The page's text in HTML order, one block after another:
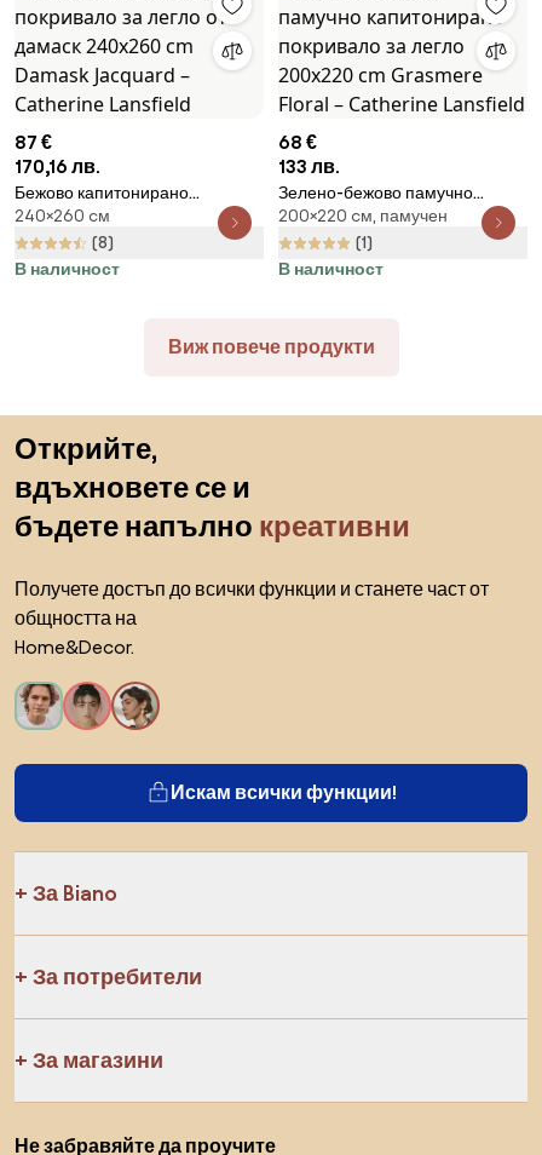
87 €
170,16 лв.
Бежово капитонирано
покривало за легло от дамаск
240x260 cm Damask Jacquard
– Catherine Lansfield
240×260 cм
(8)
В наличност
68 €
133 лв.
Зелено-бежово памучно
капитонирано покривало за
легло 200x220 cm Grasmere
Floral – Catherine Lansfield
200×220 cм, памучен
(1)
В наличност
Виж повече продукти
Открийте,
вдъхновете се и
бъдете напълно креативни
Получете достъп до всички функции и станете част от
общността на
Home&Decor.
Искам всички функции!
За Biano
За потребители
За магазини
Не забравяйте да проучите